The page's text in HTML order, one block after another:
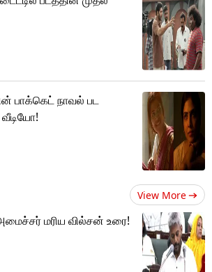
பாக்கெட் நாவல் பட
வீடியோ!
View More
மரிய வில்சன் உரை!